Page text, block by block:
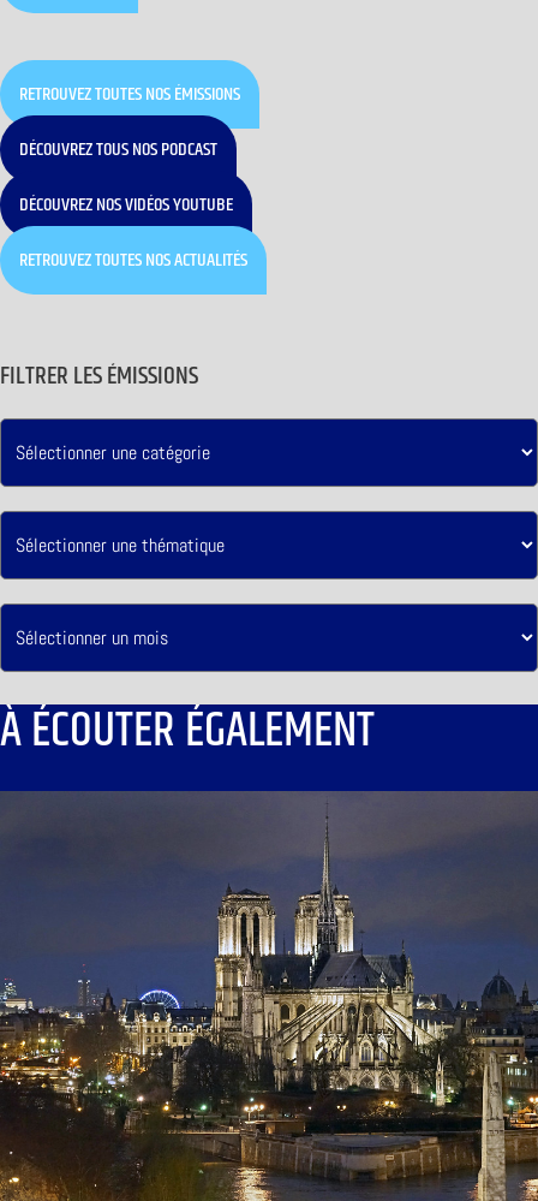
RETROUVEZ TOUTES NOS ÉMISSIONS
DÉCOUVREZ TOUS NOS PODCAST
DÉCOUVREZ NOS VIDÉOS YOUTUBE
RETROUVEZ TOUTES NOS ACTUALITÉS
FILTRER LES ÉMISSIONS
À ÉCOUTER ÉGALEMENT